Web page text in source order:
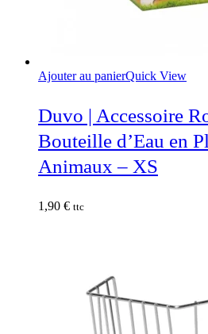
Ajouter au panierQuick View
Duvo | Accessoire
Bouteille d’Eau en
Animaux – XS
1,90 € ttc